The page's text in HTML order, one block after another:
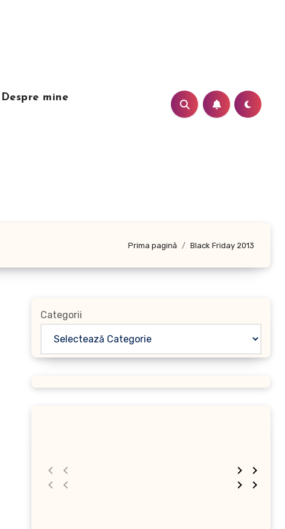
Despre mine
Prima pagină Black Friday 2013
Categorii